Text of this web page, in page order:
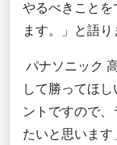
やるべきこと
ます。」と語り
パナソニック
して勝ってほ
ントですので
たいと思いま